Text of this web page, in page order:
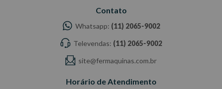
Contato
Whatsapp: (11) 2065-9002
Televendas: (11) 2065-9002
site@fermaquinas.com.br
Horário de Atendimento